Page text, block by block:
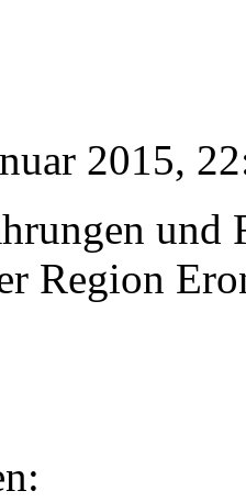
2015,
und
Region